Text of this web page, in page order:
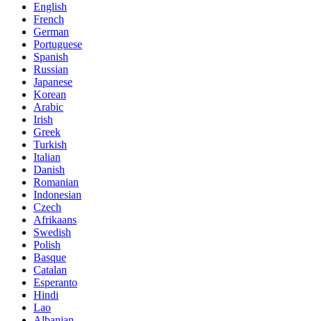
English
French
German
Portuguese
Spanish
Russian
Japanese
Korean
Arabic
Irish
Greek
Turkish
Italian
Danish
Romanian
Indonesian
Czech
Afrikaans
Swedish
Polish
Basque
Catalan
Esperanto
Hindi
Lao